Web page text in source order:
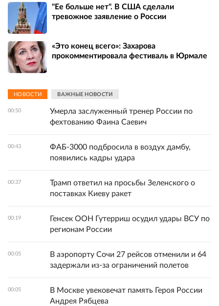
"Ее больше нет". В США сделали
тревожное заявление о России
«Это конец всего»: Захарова
прокомментировала фестиваль в Юрмале
НОВОСТИ ВАЖНЫЕ НОВОСТИ
00:50
Умерла заслуженный тренер России по
фехтованию Фаина Саевич
00:43
ФАБ-3000 подбросила в воздух дамбу,
появились кадры удара
00:37
Трамп ответил на просьбы Зеленского о
поставках Киеву ракет
00:19
Генсек ООН Гутерриш осудил удары ВСУ по
регионам России
00:05
В аэропорту Сочи 27 рейсов отменили и 64
задержали из-за ограничений полетов
00:05
В Москве увековечат память Героя России
Андрея Рябцева